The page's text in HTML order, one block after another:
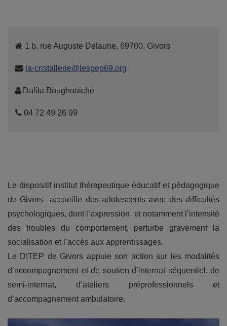
1 b, rue Auguste Delaune, 69700, Givors
la-cristallerie@lespep69.org
Dalila Boughouiche
04 72 49 26 99
Le dispositif institut thérapeutique éducatif et pédagogique
de Givors accueille des adolescents avec des difficultés
psychologiques, dont l’expression, et notamment l’intensité
des troubles du comportement, perturbe gravement la
socialisation et l’accès aux apprentissages.
Le DITEP de Givors appuie son action sur les modalités
d’accompagnement et de soutien d’internat séquentiel, de
semi-internat, d’ateliers préprofessionnels et
d’accompagnement ambulatoire.